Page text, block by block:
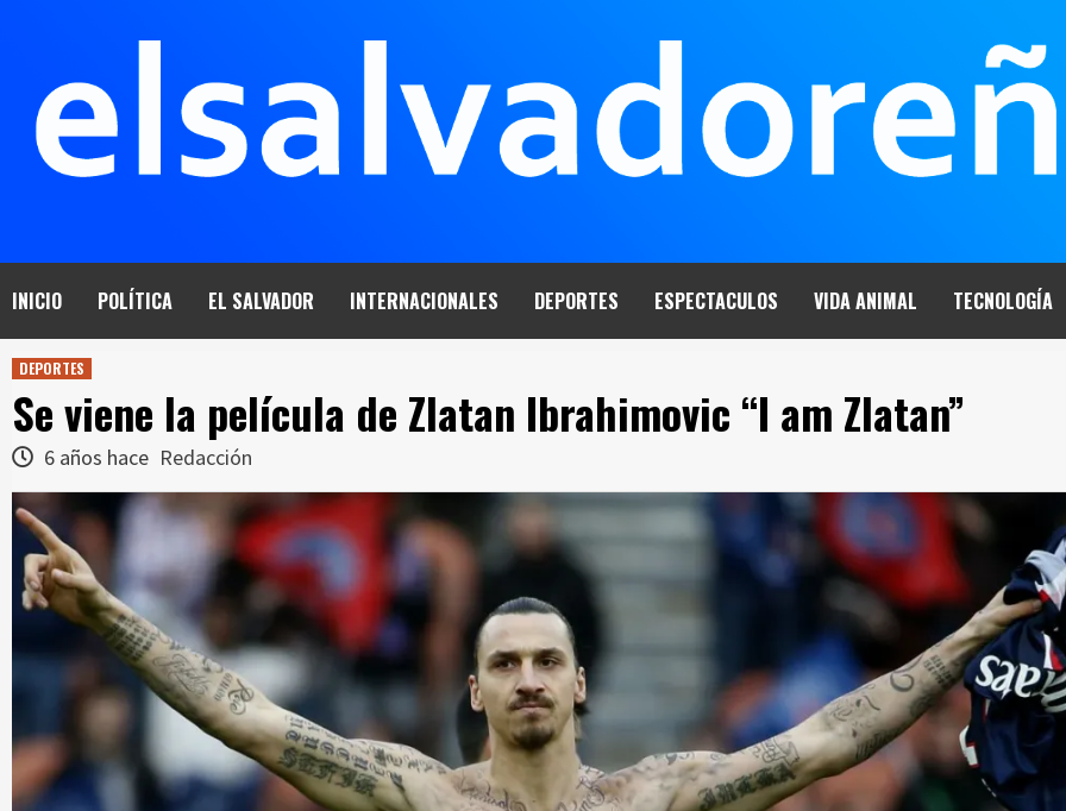
INICIO POLÍTICA EL SALVADOR INTERNACIONALES DEPORTES ESPECTACULOS VIDA ANIMAL TECNOLOGÍA
DEPORTES
Se viene la película de Zlatan Ibrahimovic “I am Zlatan”
6 años hace Redacción